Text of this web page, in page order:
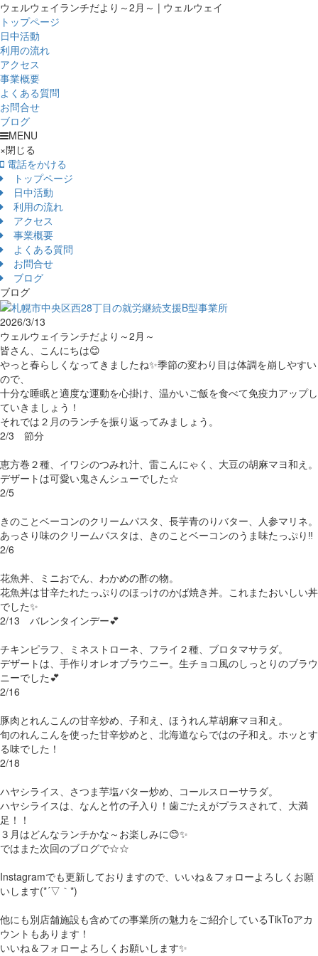
ウェルウェイランチだより～2月～ | ウェルウェイ
トップページ
日中活動
利用の流れ
アクセス
事業概要
よくある質問
お問合せ
ブログ
MENU
×閉じる
電話をかける
トップページ
日中活動
利用の流れ
アクセス
事業概要
よくある質問
お問合せ
ブログ
ブログ
2026/3/13
ウェルウェイランチだより～2月～
皆さん、こんにちは😊
やっと春らしくなってきましたね✨季節の変わり目は体調を崩しやすい
ので、
十分な睡眠と適度な運動を心掛け、温かいご飯を食べて免疫力アップし
ていきましょう！
それでは２月のランチを振り返ってみましょう。
2/3 節分
恵方巻２種、イワシのつみれ汁、雷こんにゃく、大豆の胡麻マヨ和え。
デザートは可愛い鬼さんシューでした☆
2/5
きのことベーコンのクリームパスタ、長芋青のりバター、人参マリネ。
あっさり味のクリームパスタは、きのことベーコンのうま味たっぷり‼
2/6
花魚丼、ミニおでん、わかめの酢の物。
花魚丼は甘辛たれたっぷりのほっけのかば焼き丼。これまたおいしい丼
でした✨
2/13 バレンタインデー💕
チキンピラフ、ミネストローネ、フライ２種、ブロタマサラダ。
デザートは、手作りオレオブラウニー。生チョコ風のしっとりのブラウ
ニーでした💕
2/16
豚肉とれんこんの甘辛炒め、子和え、ほうれん草胡麻マヨ和え。
旬のれんこんを使った甘辛炒めと、北海道ならではの子和え。ホッとす
る味でした！
2/18
ハヤシライス、さつま芋塩バター炒め、コールスローサラダ。
ハヤシライスは、なんと竹の子入り！歯ごたえがプラスされて、大満
足！！
３月はどんなランチかな～お楽しみに😊✨
ではまた次回のブログで☆☆
Instagramでも更新しておりますので、いいね＆フォローよろしくお願
いします(*´▽｀*)
他にも別店舗施設も含めての事業所の魅力をご紹介しているTikToアカ
ウントもあります！
いいね＆フォローよろしくお願いします✨